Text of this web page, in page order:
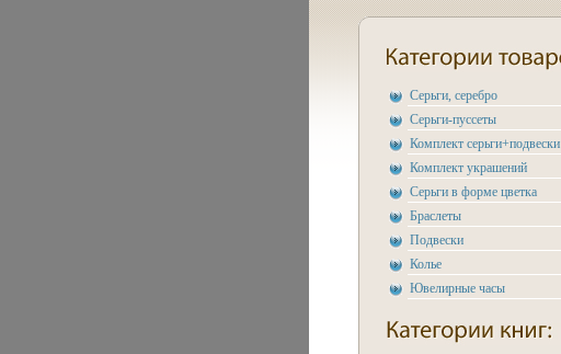
Серьги, серебро
Серьги-пуссеты
Комплект серьги+подвески
Комплект украшений
Серьги в форме цветка
Браслеты
Подвески
Колье
Ювелирные часы